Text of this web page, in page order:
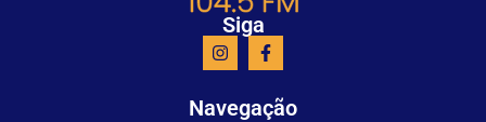
Siga
Navegação